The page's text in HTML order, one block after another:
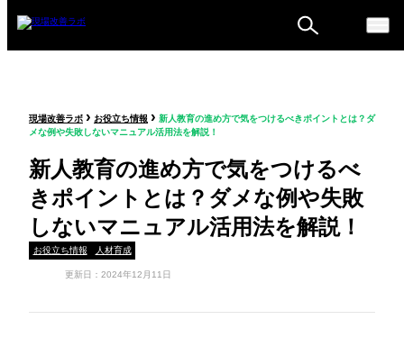
ム
現場改善ラボ › お役立ち情報 › 新人教育の進め方で気をつけるべきポイントとは？ダ
メな例や失敗しないマニュアル活用法を解説！
新人教育の進め方で気をつけるべ
きポイントとは？ダメな例や失敗
しないマニュアル活用法を解説！
お役立ち情報 人材育成
更新日：2024年12月11日